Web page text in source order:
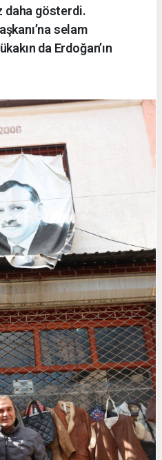
daha gösterdi.
selam
da Erdoğan’ın